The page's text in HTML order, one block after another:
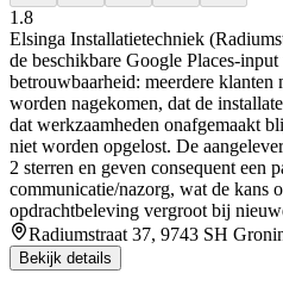
1.8
Elsinga Installatietechniek
de beschikbare Google Places-
betrouwbaarheid: meerdere klanten
worden nagekomen, dat de
dat werkzaamheden onafgemaakt
niet worden opgelost. De
2 sterren en geven consequent een
communicatie/nazorg, wat de kans
opdrachtbeleving vergroot bij
Radiumstraat 37, 9743 SH
Bekijk details